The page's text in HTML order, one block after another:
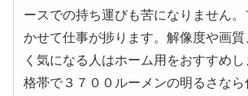
ースでの持ち運びも苦になりません。
かせて仕事が捗ります。解像度や画
く気になる人はホーム用をおすすめ
格帯で３７００ルーメンの明るさな